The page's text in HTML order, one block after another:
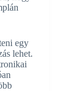
egy
lehet.